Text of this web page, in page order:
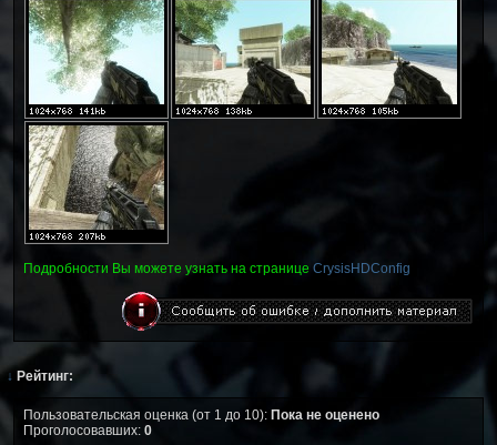
Подробности Вы можете узнать на странице CrysisHDConfig
↓ Рейтинг:
Пользовательская оценка (от 1 до 10): Пока не оценено
Проголосовавших: 0